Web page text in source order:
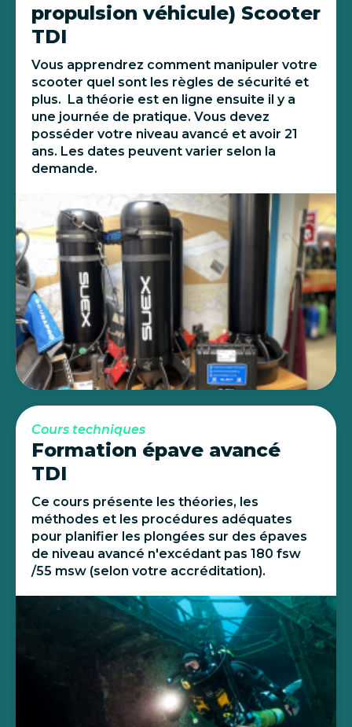
propulsion véhicule) Scooter
TDI
Vous apprendrez comment manipuler votre
scooter quel sont les règles de sécurité et
plus. La théorie est en ligne ensuite il y a
une journée de pratique. Vous devez
posséder votre niveau avancé et avoir 21
ans. Les dates peuvent varier selon la
demande.
Cours techniques
Formation épave avancé
TDI
Ce cours présente les théories, les
méthodes et les procédures adéquates
pour planifier les plongées sur des épaves
de niveau avancé n'excédant pas 180 fsw
/55 msw (selon votre accréditation).